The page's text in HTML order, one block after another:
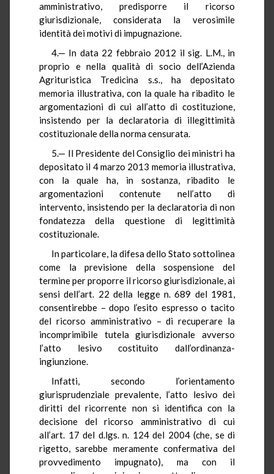
amministrativo, predisporre il ricorso
giurisdizionale, considerata la verosimile
identità dei motivi di impugnazione.
4.— In data 22 febbraio 2012 il sig. L.M., in
proprio e nella qualità di socio dell’Azienda
Agrituristica Tredicina s.s., ha depositato
memoria illustrativa, con la quale ha ribadito le
argomentazioni di cui all’atto di costituzione,
insistendo per la declaratoria di illegittimità
costituzionale della norma censurata.
5.— Il Presidente del Consiglio dei ministri ha
depositato il 4 marzo 2013 memoria illustrativa,
con la quale ha, in sostanza, ribadito le
argomentazioni contenute nell’atto di
intervento, insistendo per la declaratoria di non
fondatezza della questione di legittimità
costituzionale.
In particolare, la difesa dello Stato sottolinea
come la previsione della sospensione del
termine per proporre il ricorso giurisdizionale, ai
sensi dell’art. 22 della legge n. 689 del 1981,
consentirebbe – dopo l’esito espresso o tacito
del ricorso amministrativo – di recuperare la
incomprimibile tutela giurisdizionale avverso
l’atto lesivo costituito dall’ordinanza-
ingiunzione.
Infatti, secondo l’orientamento
giurisprudenziale prevalente, l’atto lesivo dei
diritti del ricorrente non si identifica con la
decisione del ricorso amministrativo di cui
all’art. 17 del d.lgs. n. 124 del 2004 (che, se di
rigetto, sarebbe meramente confermativa del
provvedimento impugnato), ma con il